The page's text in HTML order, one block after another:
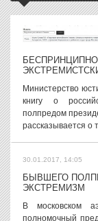
Министерство
книгу о
полпредом
рассказывается о
30.01.2017, 14:05
БЫВШЕГО
ЭКСТРЕМИЗМ
В московском
полномочный